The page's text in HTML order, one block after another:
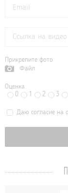
Прикрепите фото
Файл
Оценка
0
1 2 3
Даю согласие на